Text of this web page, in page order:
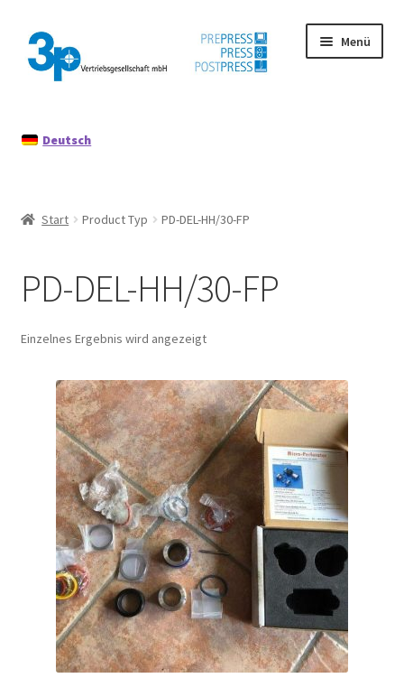
Zur
Navigation
springen
Zum
Inhalt
springen
Menü
Datenschutz
Mein Konto
Deutsch
Start Product Typ PD-DEL-HH/30-FP
PD-DEL-HH/30-FP
Einzelnes Ergebnis wird angezeigt